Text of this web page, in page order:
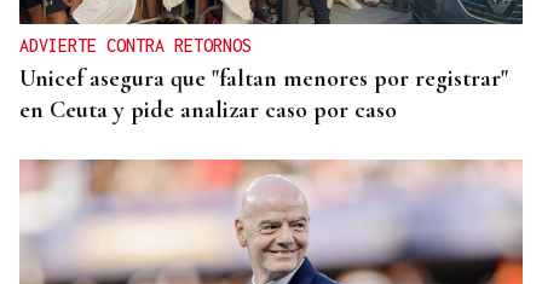
ADVIERTE CONTRA RETORNOS
Unicef asegura que "faltan menores por registrar"
en Ceuta y pide analizar caso por caso